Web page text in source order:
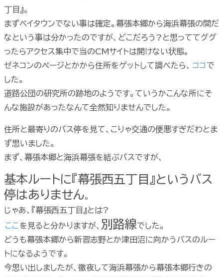
丁目』。
まずベイタウンでない事は確定。幕張本郷から海浜幕張の間だ
なという事は分かったのですが、どこだろう?と思っててググ
ったらアクセス集中で当のCMサイトは開けない状態。
ゼネコンのページとかから住所をゲットして調べたら、
ココ で
した。
道路公団の研究所の跡地のようです。ていうかこんな所にそ
んな施設があったなんて全然知りませんでした。
住所と最寄りのバス停を見て、こりゃ交通の便悪すぎだわとま
ず思いました。
まず、幕張本郷と海浜幕張を結ぶバスですが、
基本ルートに『幕張西五丁目』というバス
停はありません。
じゃあ、『幕張西五丁目』とは?
ここ を見ると分かりますが、 別路線でした。
どうも幕張本郷から新習志野とか津田沼に向かうバスのルー
トになるようです。
今思い出しましたが、徹夜して海浜幕張から幕張本郷行きの